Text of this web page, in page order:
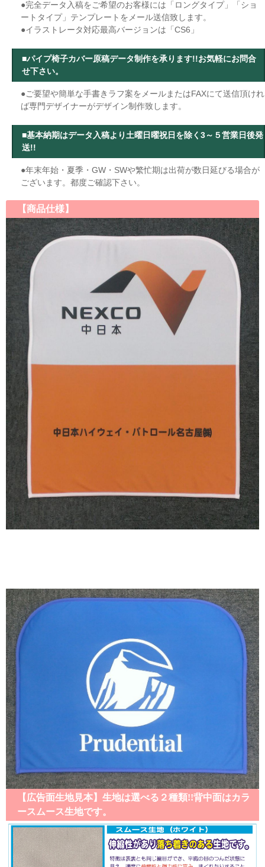
●完全データ入稿をご希望のお客様には「ロングタイプ」「ショ
ートタイプ」テンプレートをメール送信致します。
●イラストレータ対応最高バージョンは「CS6」
■パイプ椅子カバー原稿データ制作を承ります!!お気軽にお問合
せ下さい。
●ご要望や簡単な手書きラフ案をメールまたはFAXにて送信頂けれ
ば専門デザイナーがデザイン制作致します。
■基本納期はデータ入稿より土曜日曜祝日を除く3～５営業日後発
送!!
●年末年始・夏季・GW・SWや繁忙期は出荷が数日延びる場合が
ございます。都度ご確認下さい。
【商品仕様】
【広告面生地見本】生地は選べる２種類!!背中面はカラ
ースムース生地です。